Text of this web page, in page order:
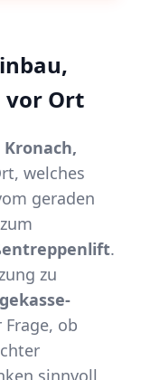
vor Ort
welches
geraden
.
zu
ob
sinnvoll